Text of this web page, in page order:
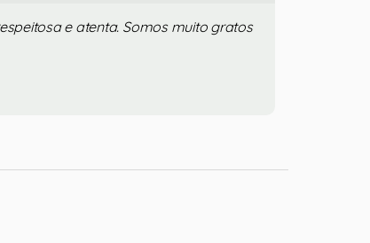
e atenta. Somos muito gratos